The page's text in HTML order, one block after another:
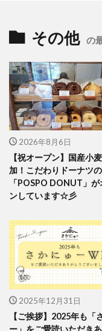
その他 の
2026年8月6日
【祝オープン】国産小
加！こだわりドーナツの
「POSPO DONUT」
ンしています☆彡
2025年12月31日
【ご挨拶】2025年も「
ー」をご愛読いただき